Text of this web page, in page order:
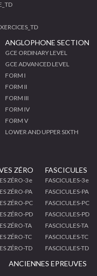
ANGLOPHONE SECTION
GCE ORDINARY LEVEL
GCE ADVANCED LEVEL
FORM I
FORM II
FORM III
FORM IV
FORM V
LOWER AND UPPER SIXTH
ZÉRO
ZÉRO-3e
ZÉRO-PA
ZÉRO-PC
ZÉRO-PD
ZÉRO-TA
ZÉRO-TC
ZÉRO-TD
FASCICULES
FASCICULES-3e
FASCICULES-PA
FASCICULES-PC
FASCICULES-PD
FASCICULES-TA
FASCICULES-TC
FASCICULES-TD
ANCIENNES EPREUVES